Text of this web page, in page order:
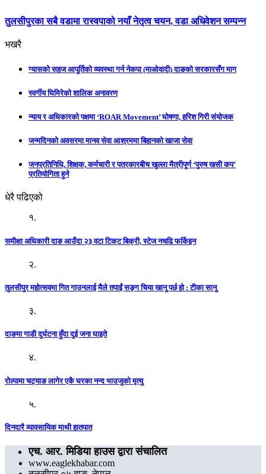
तुलसीपुरका सबै वडामा रास्वपाको नयाँ नेतृत्व चयन, वडा अधिवेशन सम्पन्न
भखरै
ग्यासको सहज आपूर्तिको व्यवस्था गर्न नेकपा (माओवादी) दाङको सरकारसँग माग
स्वर्गीय घिमिरेको शालिक अनावरण
न्याय र अधिकारको पक्षमा ‘ROAR Movement’ घोषणा, हरिश गिरी संयोजक
जन्मदिनको अवसरमा मानव सेवा आश्रममा बिहानको खाजा सेवा
जनप्रतिनिधि, शिक्षक, कर्मचारी र पत्रकारबीच खुल्ला मैत्रीपूर्ण ‘पुरुष खसी कप’
प्रतियोगिता हुने
धेरै पढिएको
१.
समीक्षा अधिकारी दाङ आउँदा २३ वटा टिकट बिक्री, स्टेज नचढि फर्किइन
२.
तुलसीपुर महोत्सवमा गित गाउनलाई मैले तपाईं सङ्ग चिया खानु पर्छ हो : टीका सानु
३.
दाङमा गाडी दुर्घटना हुँदा दुई जना घाइते
४.
रोल्पामा चट्याङ लागेर एकै घरका नन्द भाउजुको मृत्यु
५.
दिनदारै व्यावसायिक माथी हातपात
एच. आर. मिडिया हाउस द्वारा संचालित
www.eaglekhabar.com